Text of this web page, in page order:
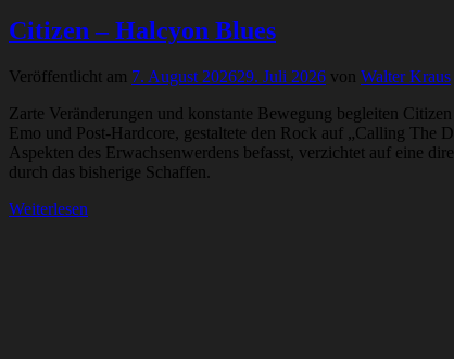
Citizen – Halcyon Blues
Veröffentlicht am 7. August 202629. Juli 2026 von Walter Kraus
Zarte Veränderungen und konstante Bewegung begleiten
Emo und Post-Hardcore, gestaltete den Rock auf „Calling The
Aspekten des Erwachsenwerdens befasst, verzichtet auf eine
durch das bisherige Schaffen.
Weiterlesen